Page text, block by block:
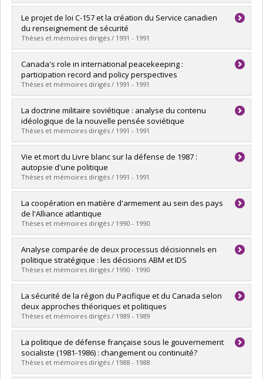
Diplômé(e) :Traore, Mamoudou
Cycle :Maîtrise
Diplôme obtenu :M. Sc.
Lien vers le document dans Papyrus
Le projet de loi C-157 et la création du Service canadien
du renseignement de sécurité
Thèses et mémoires dirigés / 1991 - 1991
Diplômé(e) :Massé, Paul-André
Cycle :Maîtrise
Diplôme obtenu :M. Sc.
Lien vers le document dans Papyrus
Canada's role in international peacekeeping :
participation record and policy perspectives
Thèses et mémoires dirigés / 1991 - 1991
Diplômé(e) :Losey, Michael Charles
Cycle :Maîtrise
Diplôme obtenu :M. Sc.
Lien vers le document dans Papyrus
La doctrine militaire soviétique : analyse du contenu
idéologique de la nouvelle pensée soviétique
Thèses et mémoires dirigés / 1991 - 1991
Diplômé(e) :Meilleur, Hélène
Cycle :Maîtrise
Diplôme obtenu :M. Sc.
Lien vers le document dans Papyrus
Vie et mort du Livre blanc sur la défense de 1987 :
autopsie d'une politique
Thèses et mémoires dirigés / 1991 - 1991
Diplômé(e) :Machabée, Ghislaine
Cycle :Maîtrise
Diplôme obtenu :M. Sc.
Lien vers le document dans Papyrus
La coopération en matière d'armement au sein des pays
de l'Alliance atlantique
Thèses et mémoires dirigés / 1990 - 1990
Diplômé(e) :Chapdelaine, Nicholas
Cycle :Maîtrise
Diplôme obtenu :M. Sc.
Lien vers le document dans Papyrus
Analyse comparée de deux processus décisionnels en
politique stratégique : les décisions ABM et IDS
Thèses et mémoires dirigés / 1990 - 1990
Diplômé(e) :Berthiaume, Marc-André
Cycle :Maîtrise
Diplôme obtenu :M. Sc.
Lien vers le document dans Papyrus
La sécurité de la région du Pacifique et du Canada selon
deux approches théoriques et politiques
Thèses et mémoires dirigés / 1989 - 1989
Diplômé(e) :Côté, Yves
Cycle :Maîtrise
Diplôme obtenu :M. Sc.
Lien vers le document dans Papyrus
La politique de défense française sous le gouvernement
socialiste (1981-1986) : changement ou continuité?
Thèses et mémoires dirigés / 1988 - 1988